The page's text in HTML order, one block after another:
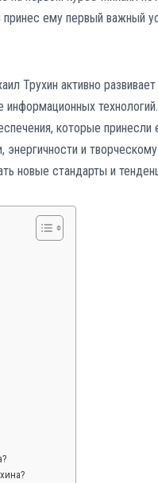
принес ему первый важный
Трухин активно
которые
энергичности и
новые стандарты и